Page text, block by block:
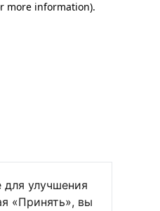
more information).
улучшения
«Принять», вы